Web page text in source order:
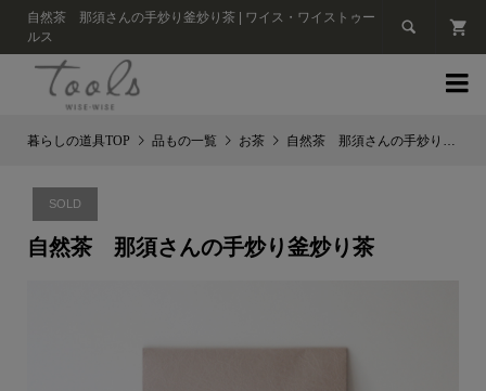
自然茶 那須さんの手炒り釜炒り茶 | ワイス・ワイストゥー
ルス


品もの一覧 お茶 自然茶 那須さんの手炒り釜炒り茶
SOLD
自然茶 那須さんの手炒り釜炒り茶